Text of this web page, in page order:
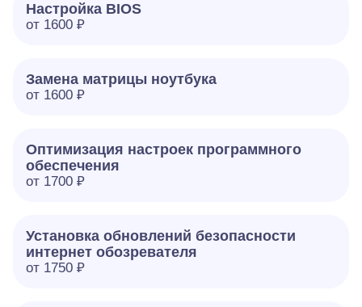
Настройка BIOS
от 1600 ₽
Замена матрицы ноутбука
от 1600 ₽
Оптимизация настроек программного
обеспечения
от 1700 ₽
Установка обновлений безопасности
интернет обозревателя
от 1750 ₽